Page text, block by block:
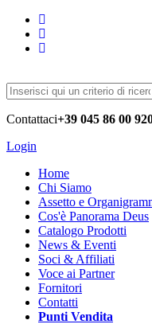
Contattaci+39 045 86 00
Login
Home
Chi Siamo
Assetto e
Cos'è Panorama Deus
Catalogo Prodotti
News & Eventi
Soci & Affiliati
Voce ai Partner
Fornitori
Contatti
Punti Vendita